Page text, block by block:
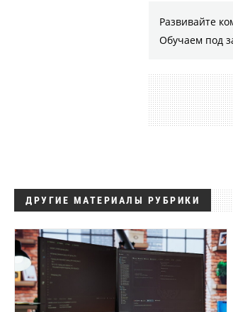
Развивайте
Обучаем под
ДРУГИЕ МАТЕРИАЛЫ РУБРИКИ